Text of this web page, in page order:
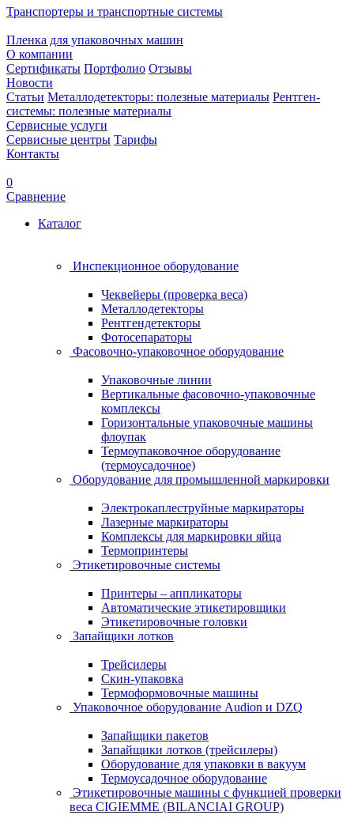
Транспортеры и транспортные системы
Пленка для упаковочных машин
О компании
Сертификаты Портфолио Отзывы
Новости
Статьи Металлодетекторы: полезные материалы Рентген-
системы: полезные материалы
Сервисные услуги
Сервисные центры Тарифы
Контакты
0
Сравнение
Каталог
Инспекционное оборудование
Чеквейеры (проверка веса)
Металлодетекторы
Рентгендетекторы
Фотосепараторы
Фасовочно-упаковочное оборудование
Упаковочные линии
Вертикальные фасовочно-упаковочные
комплексы
Горизонтальные упаковочные машины
флоупак
Термоупаковочное оборудование
(термоусадочное)
Оборудование для промышленной маркировки
Электрокаплеструйные маркираторы
Лазерные маркираторы
Комплексы для маркировки яйца
Термопринтеры
Этикетировочные системы
Принтеры – аппликаторы
Автоматические этикетировщики
Этикетировочные головки
Запайщики лотков
Трейсилеры
Скин-упаковка
Термоформовочные машины
Упаковочное оборудование Audion и DZQ
Запайщики пакетов
Запайщики лотков (трейсилеры)
Оборудование для упаковки в вакуум
Термоусадочное оборудование
Этикетировочные машины с функцией проверки
веса CIGIEMME (BILANCIAI GROUP)